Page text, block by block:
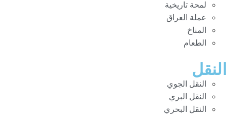
لمحة تاريخية
عملة العراق
المناخ
الطعام
النقل
النقل الجوي
النقل البري
النقل البحري